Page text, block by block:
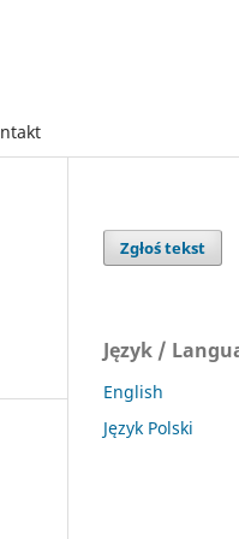
Zgłoś tekst
Język /
English
Język Polski